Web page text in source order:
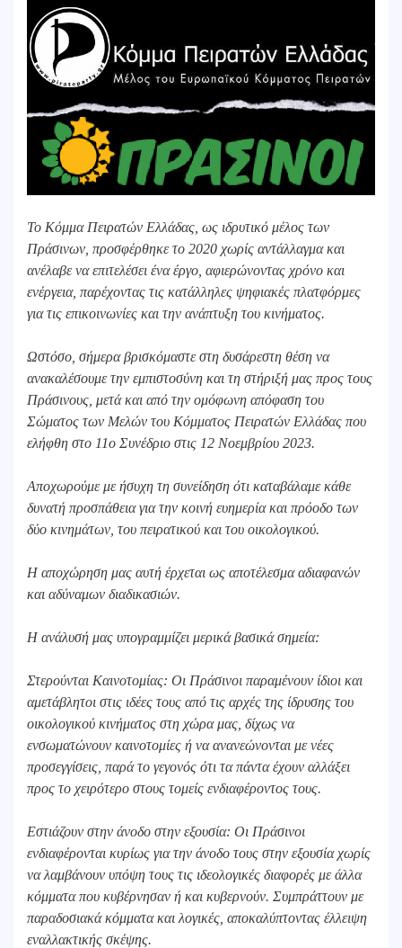
Το Κόμμα Πειρατών Ελλάδας, ως ιδρυτικό μέλος των
Πράσινων, προσφέρθηκε το 2020 χωρίς αντάλλαγμα και
ανέλαβε να επιτελέσει ένα έργο, αφιερώνοντας χρόνο και
ενέργεια, παρέχοντας τις κατάλληλες ψηφιακές πλατφόρμες
για τις επικοινωνίες και την ανάπτυξη του κινήματος.
Ωστόσο, σήμερα βρισκόμαστε στη δυσάρεστη θέση να
ανακαλέσουμε την εμπιστοσύνη και τη στήριξή μας προς τους
Πράσινους, μετά και από την ομόφωνη απόφαση του
Σώματος των Μελών του Κόμματος Πειρατών Ελλάδας που
ελήφθη στο 11ο Συνέδριο στις 12 Νοεμβρίου 2023.
Αποχωρούμε με ήσυχη τη συνείδηση ότι καταβάλαμε κάθε
δυνατή προσπάθεια για την κοινή ευημερία και πρόοδο των
δύο κινημάτων, του πειρατικού και του οικολογικού.
Η αποχώρηση μας αυτή έρχεται ως αποτέλεσμα αδιαφανών
και αδύναμων διαδικασιών.
Η ανάλυσή μας υπογραμμίζει μερικά βασικά σημεία:
Στερούνται Καινοτομίας: Οι Πράσινοι παραμένουν ίδιοι και
αμετάβλητοι στις ιδέες τους από τις αρχές της ίδρυσης του
οικολογικού κινήματος στη χώρα μας, δίχως να
ενσωματώνουν καινοτομίες ή να ανανεώνονται με νέες
προσεγγίσεις, παρά το γεγονός ότι τα πάντα έχουν αλλάξει
προς το χειρότερο στους τομείς ενδιαφέροντος τους.
Εστιάζουν στην άνοδο στην εξουσία: Οι Πράσινοι
ενδιαφέρονται κυρίως για την άνοδο τους στην εξουσία χωρίς
να λαμβάνουν υπόψη τους τις ιδεολογικές διαφορές με άλλα
κόμματα που κυβέρνησαν ή και κυβερνούν. Συμπράττουν με
παραδοσιακά κόμματα και λογικές, αποκαλύπτοντας έλλειψη
εναλλακτικής σκέψης.